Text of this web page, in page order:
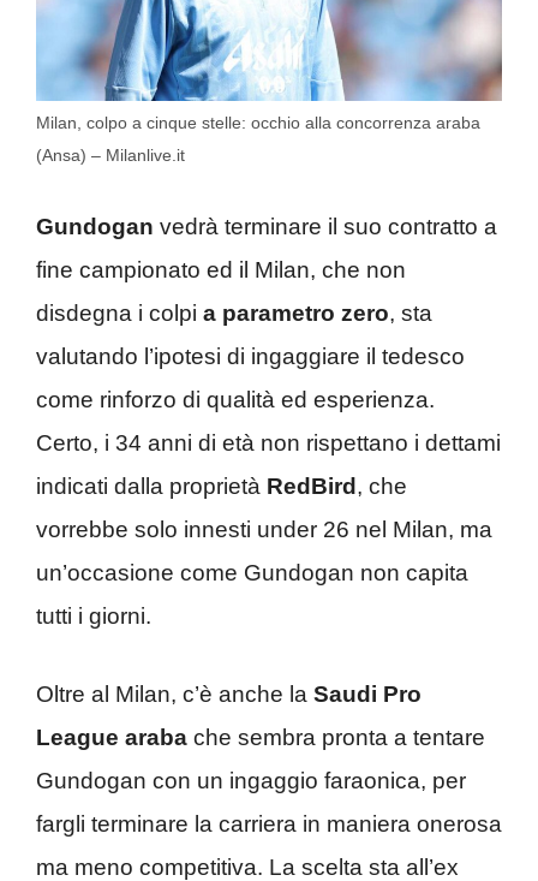
Milan, colpo a cinque stelle: occhio alla concorrenza araba
(Ansa) – Milanlive.it
Gundogan vedrà terminare il suo contratto a
fine campionato ed il Milan, che non
disdegna i colpi a parametro zero, sta
valutando l’ipotesi di ingaggiare il tedesco
come rinforzo di qualità ed esperienza.
Certo, i 34 anni di età non rispettano i dettami
indicati dalla proprietà RedBird , che
vorrebbe solo innesti under 26 nel Milan, ma
un’occasione come Gundogan non capita
tutti i giorni.
Oltre al Milan, c’è anche la Saudi Pro
League araba che sembra pronta a tentare
Gundogan con un ingaggio faraonica, per
fargli terminare la carriera in maniera onerosa
ma meno competitiva. La scelta sta all’ex